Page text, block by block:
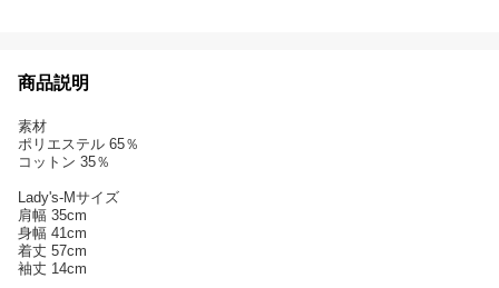
商品説明
素材
ポリエステル 65％
コットン 35％
Lady's-Mサイズ
肩幅 35cm
身幅 41cm
着丈 57cm
袖丈 14cm